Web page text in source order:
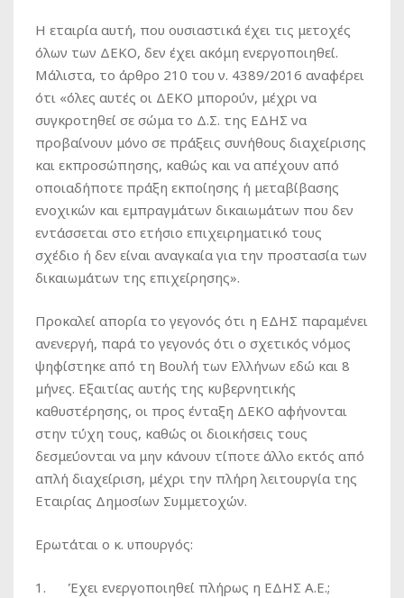
Η εταιρία αυτή, που ουσιαστικά έχει τις μετοχές
όλων των ΔΕΚΟ, δεν έχει ακόμη ενεργοποιηθεί.
Μάλιστα, το άρθρο 210 του ν. 4389/2016 αναφέρει
ότι «όλες αυτές οι ΔΕΚΟ μπορούν, μέχρι να
συγκροτηθεί σε σώμα το Δ.Σ. της ΕΔΗΣ να
προβαίνουν μόνο σε πράξεις συνήθους διαχείρισης
και εκπροσώπησης, καθώς και να απέχουν από
οποιαδήποτε πράξη εκποίησης ή μεταβίβασης
ενοχικών και εμπραγμάτων δικαιωμάτων που δεν
εντάσσεται στο ετήσιο επιχειρηματικό τους
σχέδιο ή δεν είναι αναγκαία για την προστασία των
δικαιωμάτων της επιχείρησης».
Προκαλεί απορία το γεγονός ότι η ΕΔΗΣ παραμένει
ανενεργή, παρά το γεγονός ότι ο σχετικός νόμος
ψηφίστηκε από τη Βουλή των Ελλήνων εδώ και 8
μήνες. Εξαιτίας αυτής της κυβερνητικής
καθυστέρησης, οι προς ένταξη ΔΕΚΟ αφήνονται
στην τύχη τους, καθώς οι διοικήσεις τους
δεσμεύονται να μην κάνουν τίποτε άλλο εκτός από
απλή διαχείριση, μέχρι την πλήρη λειτουργία της
Εταιρίας Δημοσίων Συμμετοχών.
Ερωτάται ο κ. υπουργός:
1. Έχει ενεργοποιηθεί πλήρως η ΕΔΗΣ Α.Ε.;